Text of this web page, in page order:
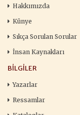
Hakkımızda
Künye
Sıkça Sorulan Sorular
İnsan Kaynakları
BILGILER
Yazarlar
Ressamlar